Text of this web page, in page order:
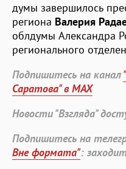
думы завершилось
региона Валерия
облдумы Александра
регионального
Подпишитесь на канал
Саратова" в MAX
Новости "Взгляда"
Подпишитесь на
Вне формата":